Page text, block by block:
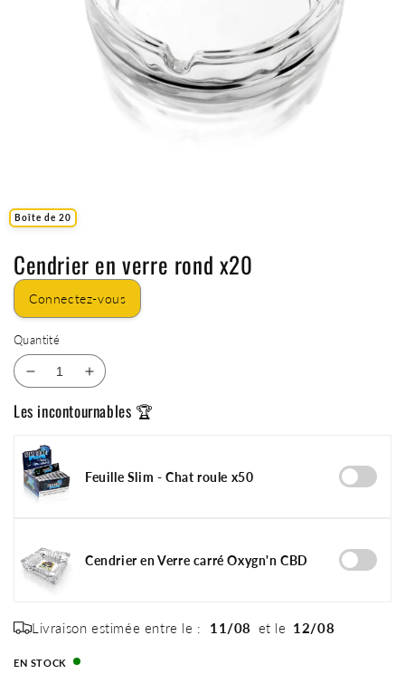
Boîte de 20
Cendrier en verre rond x20
Connectez-vous
Quantité
Réduire
quantité
Cendrier
en
verre
Augmenter
quantité
en
Les incontournables 🏆
Feuille Slim - Chat roule x50
Cendrier en Verre carré Oxygn'n CBD
Livraison estimée entre le : 11/08 et le 12/08
EN STOCK